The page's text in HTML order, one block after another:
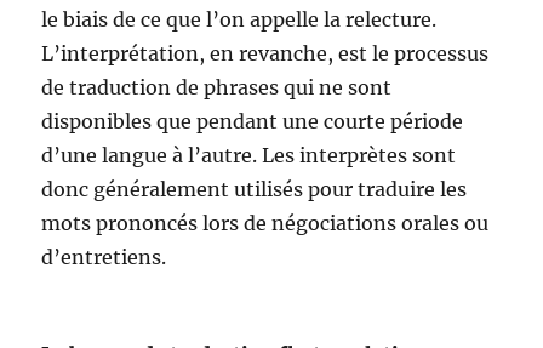
le biais de ce que l’on appelle la relecture.
L’interprétation, en revanche, est le processus
de traduction de phrases qui ne sont
disponibles que pendant une courte période
d’une langue à l’autre. Les interprètes sont
donc généralement utilisés pour traduire les
mots prononcés lors de négociations orales ou
d’entretiens.